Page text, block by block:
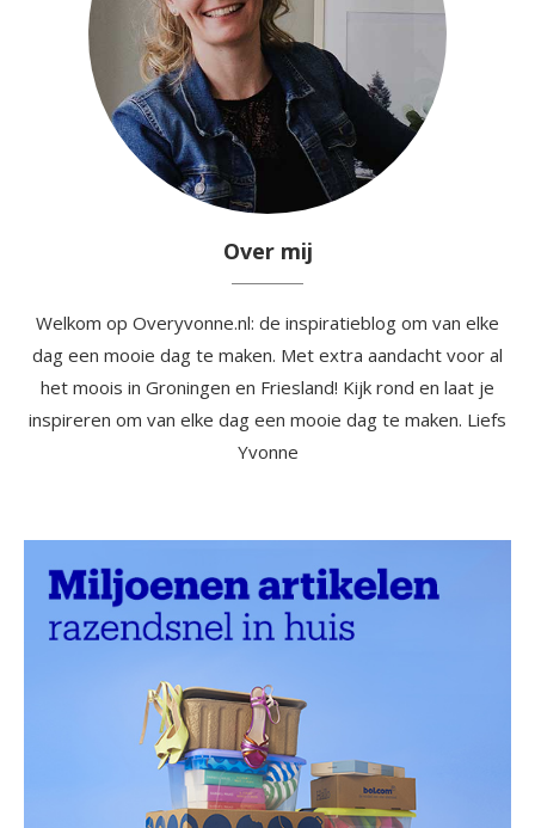
Over mij
Welkom op Overyvonne.nl: de inspiratieblog om van elke
dag een mooie dag te maken. Met extra aandacht voor al
het moois in Groningen en Friesland! Kijk rond en laat je
inspireren om van elke dag een mooie dag te maken. Liefs
Yvonne